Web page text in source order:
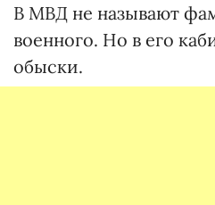
В МВД не называют
военного. Но в его
обыски.